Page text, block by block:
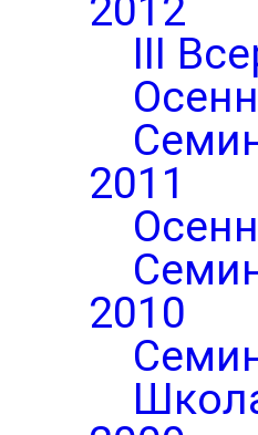
2012
III
2011
2010